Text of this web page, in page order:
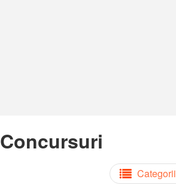
Concursuri
Categorii